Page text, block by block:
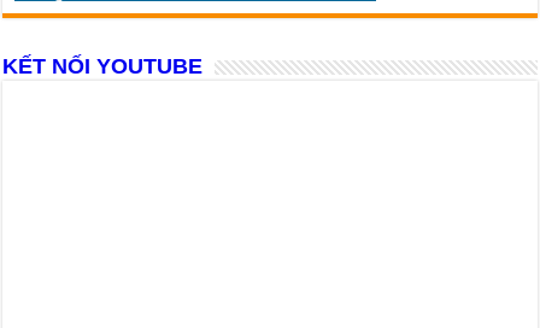
KẾT NỐI YOUTUBE